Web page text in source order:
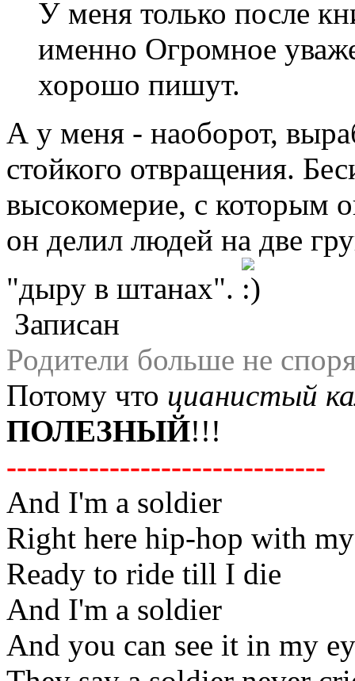
У меня только после
именно Огромное
хорошо пишут.
А у меня - наоборот,
стойкого отвращения.
высокомерие, с которым
он делил людей на две
"дыру в штанах".
Записан
Родители больше не
Потому что цианистый
ПОЛЕЗНЫЙ!!!
-------------------------------
And I'm a soldier
Right here hip-hop with
Ready to ride till I die
And I'm a soldier
And you can see it in my